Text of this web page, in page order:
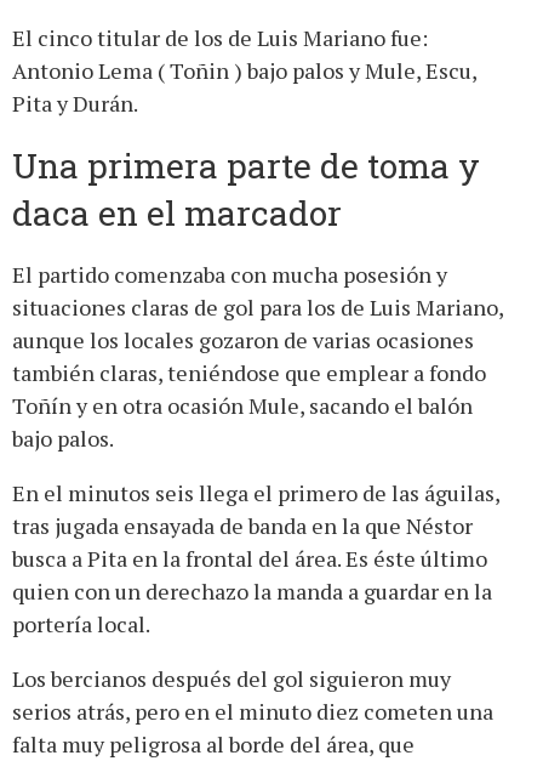
El cinco titular de los de Luis Mariano fue:
Antonio Lema ( Toñin ) bajo palos y Mule, Escu,
Pita y Durán.
Una primera parte de toma y
daca en el marcador
El partido comenzaba con mucha posesión y
situaciones claras de gol para los de Luis Mariano,
aunque los locales gozaron de varias ocasiones
también claras, teniéndose que emplear a fondo
Toñín y en otra ocasión Mule, sacando el balón
bajo palos.
En el minutos seis llega el primero de las águilas,
tras jugada ensayada de banda en la que Néstor
busca a Pita en la frontal del área. Es éste último
quien con un derechazo la manda a guardar en la
portería local.
Los bercianos después del gol siguieron muy
serios atrás, pero en el minuto diez cometen una
falta muy peligrosa al borde del área, que